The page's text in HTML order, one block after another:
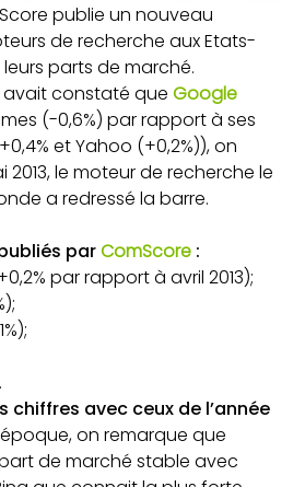
publie un nouveau
de recherche aux Etats-
parts de marché.
avait constaté que Google
(-0,6%) par rapport à ses
et Yahoo (+0,2%)), on
2013, le moteur de recherche le
a redressé la barre.
parComScore :
par rapport à avril 2013);
chiffres avec ceux de l’année
on remarque que
de marché stable avec